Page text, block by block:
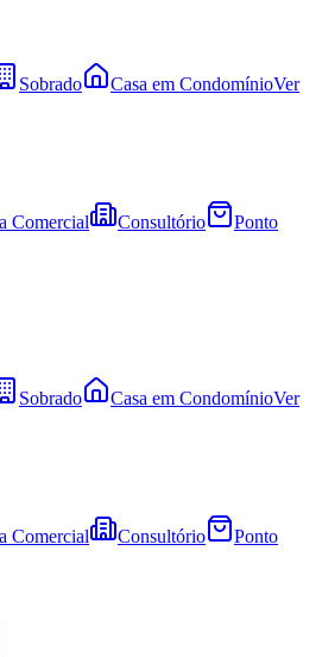
Sobrado Casa em CondomínioVer
Comercial Consultório
Ponto
Sobrado Casa em CondomínioVer
Comercial Consultório
Ponto